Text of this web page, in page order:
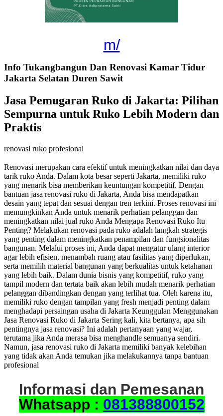
m/
Info Tukangbangun Dan Renovasi Kamar Tidur
Jakarta Selatan Duren Sawit
Jasa Pemugaran Ruko di Jakarta: Pilihan
Sempurna untuk Ruko Lebih Modern dan
Praktis
renovasi ruko profesional
Renovasi merupakan cara efektif untuk meningkatkan nilai dan daya
tarik ruko Anda. Dalam kota besar seperti Jakarta, memiliki ruko
yang menarik bisa memberikan keuntungan kompetitif. Dengan
bantuan jasa renovasi ruko di Jakarta, Anda bisa mendapatkan
desain yang tepat dan sesuai dengan tren terkini. Proses renovasi ini
memungkinkan Anda untuk menarik perhatian pelanggan dan
meningkatkan nilai jual ruko Anda Mengapa Renovasi Ruko Itu
Penting? Melakukan renovasi pada ruko adalah langkah strategis
yang penting dalam meningkatkan penampilan dan fungsionalitas
bangunan. Melalui proses ini, Anda dapat mengatur ulang interior
agar lebih efisien, menambah ruang atau fasilitas yang diperlukan,
serta memilih material bangunan yang berkualitas untuk ketahanan
yang lebih baik. Dalam dunia bisnis yang kompetitif, ruko yang
tampil modern dan tertata baik akan lebih mudah menarik perhatian
pelanggan dibandingkan dengan yang terlihat tua. Oleh karena itu,
memiliki ruko dengan tampilan yang fresh menjadi penting dalam
menghadapi persaingan usaha di Jakarta Keunggulan Menggunakan
Jasa Renovasi Ruko di Jakarta Sering kali, kita bertanya, apa sih
pentingnya jasa renovasi? Ini adalah pertanyaan yang wajar,
terutama jika Anda merasa bisa menghandle semuanya sendiri.
Namun, jasa renovasi ruko di Jakarta memiliki banyak kelebihan
yang tidak akan Anda temukan jika melakukannya tanpa bantuan
profesional
Informasi dan Pemesanan
Whatsapp : 081388800152